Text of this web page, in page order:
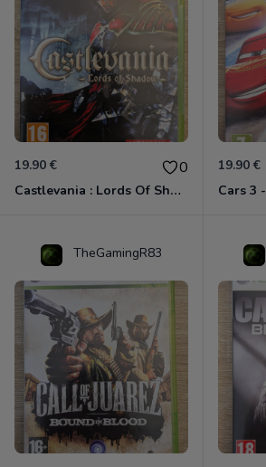
19.90 € 0
Castlevania : Lords Of Shadow Xbox 360
19.90 €
TheGamingR83